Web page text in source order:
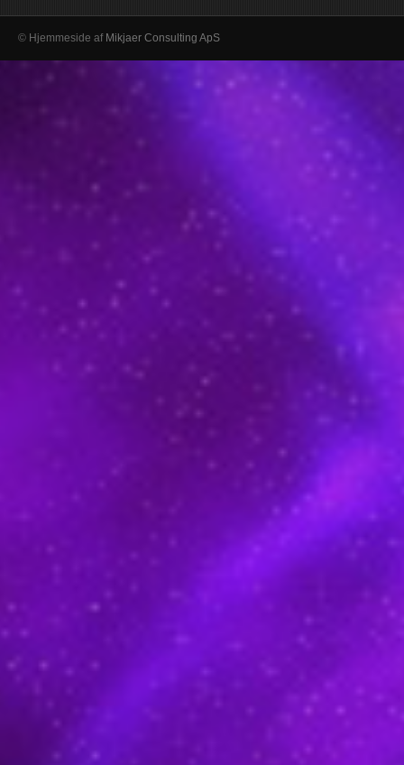
© Hjemmeside af Mikjaer Consulting ApS